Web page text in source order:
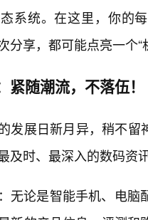
系统。在这里，你的
分享，都可能点亮一个“
紧随潮流，不落伍！
发展日新月异，稍不
及时、最深入的数码资
无论是智能手机、电脑